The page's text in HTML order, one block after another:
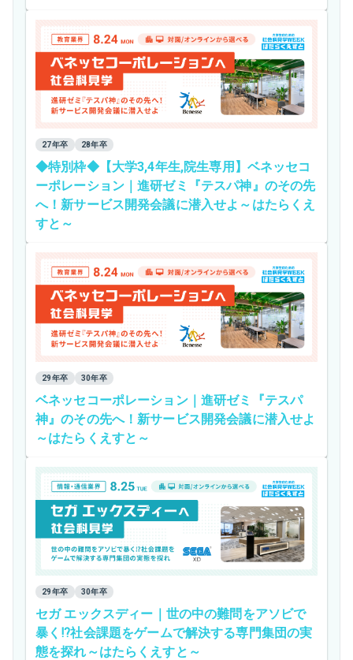
27年卒 28年卒
◆特別枠◆【大学3,4年生,院生専用】ベネッセコ
ーポレーション｜進研ゼミ『テスパ神』のその先
へ！新サービス開発会議に潜入せよ～はたらくえ
すと～
29年卒 30年卒
ベネッセコーポレーション｜進研ゼミ『テスパ
神』のその先へ！新サービス開発会議に潜入せよ
～はたらくえすと～
29年卒 30年卒
セガ エックスディー｜世の中の難問をアソビで
暴く⁉社会課題をゲームで解決する専門集団の実
態を探れ～はたらくえすと～